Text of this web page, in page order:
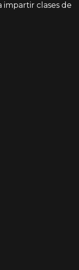
clases de